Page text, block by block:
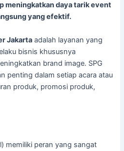
meningkatkan daya tarik event
yang efektif.
Jakarta adalah layanan yang
bisnis khususnya
brand image. SPG
penting dalam setiap acara atau
produk, promosi produk,
memiliki peran yang sangat